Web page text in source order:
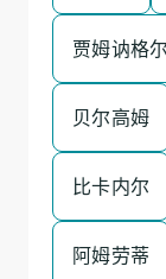
贾姆讷格尔
贝尔高姆
比卡内尔
阿姆劳蒂